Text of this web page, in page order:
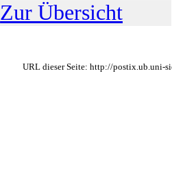
Zur Übersicht
URL dieser Seite: http://postix.ub.uni-